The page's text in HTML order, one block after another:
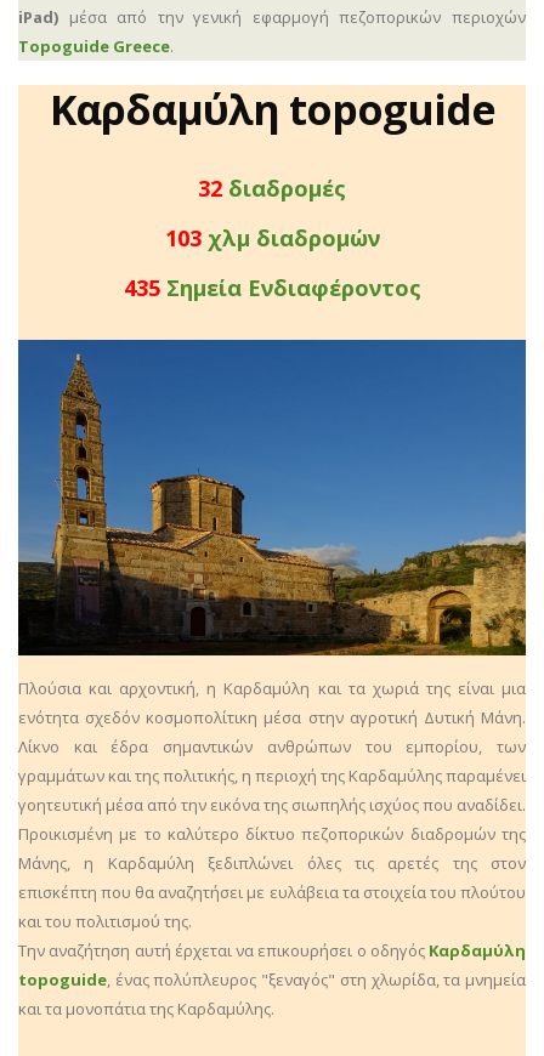
iPad) μέσα από την γενική εφαρμογή πεζοπορικών περιοχών
Topoguide Greece.
Καρδαμύλη topoguide
33 διαδρομές
107χλμ διαδρομών
453Σημεία Ενδιαφέροντος
Πλούσια και αρχοντική, η Καρδαμύλη και τα χωριά της είναι μια
ενότητα σχεδόν κοσμοπολίτικη μέσα στην αγροτική Δυτική Μάνη.
Λίκνο και έδρα σημαντικών ανθρώπων του εμπορίου, των
γραμμάτων και της πολιτικής, η περιοχή της Καρδαμύλης παραμένει
γοητευτική μέσα από την εικόνα της σιωπηλής ισχύος που αναδίδει.
Προικισμένη με το καλύτερο δίκτυο πεζοπορικών διαδρομών της
Μάνης, η Καρδαμύλη ξεδιπλώνει όλες τις αρετές της στον
επισκέπτη που θα αναζητήσει με ευλάβεια τα στοιχεία του πλούτου
και του πολιτισμού της.
Την αναζήτηση αυτή έρχεται να επικουρήσει ο οδηγός Καρδαμύλη
topoguide, ένας πολύπλευρος "ξεναγός" στη χλωρίδα, τα μνημεία
και τα μονοπάτια της Καρδαμύλης.